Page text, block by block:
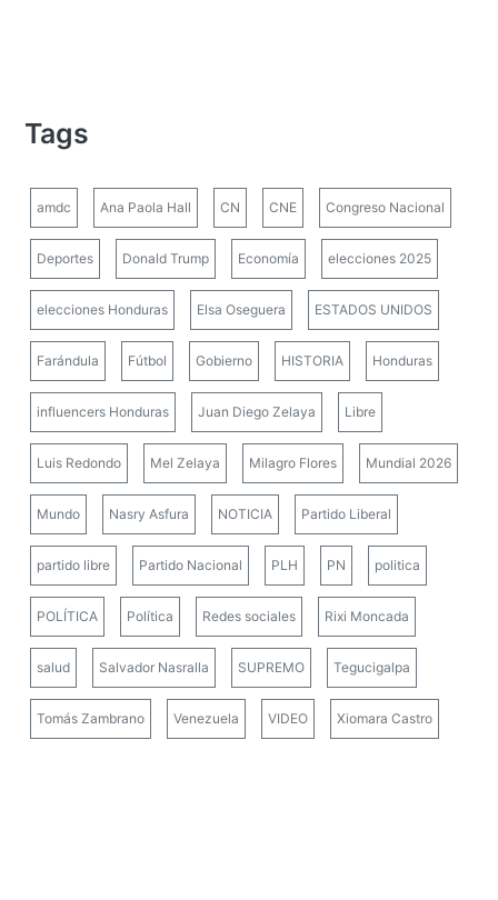
Tags
amdc Ana Paola Hall CN CNE Congreso Nacional
Deportes Donald Trump Economía elecciones 2025
elecciones Honduras Elsa Oseguera ESTADOS UNIDOS
Farándula Fútbol Gobierno HISTORIA Honduras
influencers Honduras Juan Diego Zelaya Libre
Luis Redondo Mel Zelaya Milagro Flores Mundial 2026
Mundo Nasry Asfura NOTICIA Partido Liberal
partido libre Partido Nacional PLH PN politica
POLÍTICA Política Redes sociales Rixi Moncada
salud Salvador Nasralla SUPREMO Tegucigalpa
Tomás Zambrano Venezuela VIDEO Xiomara Castro